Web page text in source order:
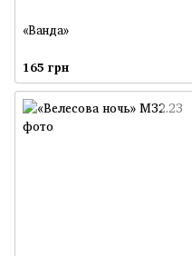
«Ванда»
165 грн